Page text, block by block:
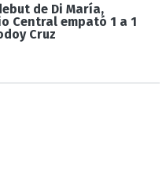
de Di María,
Central empató 1 a 1
Cruz